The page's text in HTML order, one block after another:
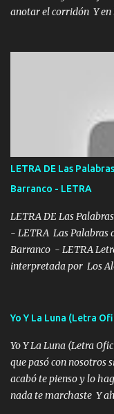
anotar el corridón Y en
verde se le extraña pa
POR CLAVE ES EL
tirante andamos mi
se ve limpio el camino
misma piedra me
en corto me tiró a per...
LETRA DE Las
Barranco - LETRA
LETRA DE Las
- LETRA Las Palabras
Barranco - LETRA
interpretada por Los
viento a su hijo y
seguiré esperando
tengo de mi mente no
tu papá, a veces me
que tu me escuchas
Yo Y La Luna (Letra
Yo Y La Luna (Letra
que pasó con nosotros
acabó te pienso y lo
nada te marchaste Y